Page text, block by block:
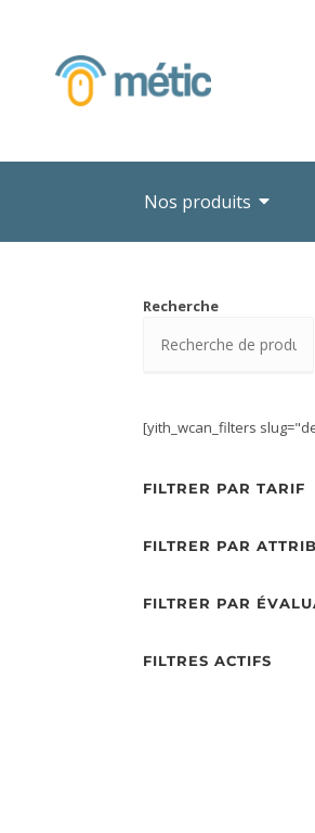
Nos produits
Recherche
[yith_wcan_filters
FILTRER PAR TARIF
FILTRER PAR
FILTRER PAR
FILTRES ACTIFS